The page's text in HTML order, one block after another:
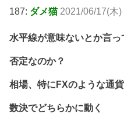
187: ダメ猫 2021/06/17(木
水平線が意味ないとか言
否定なのか？
相場、特にFXのような通
数決でどちらかに動く